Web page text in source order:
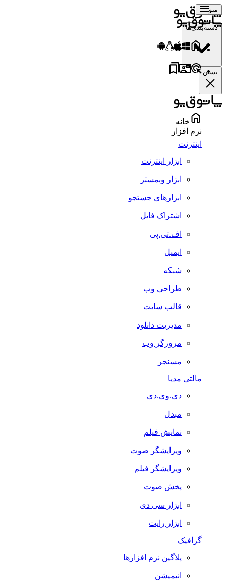
منو
دسته‌بندی‌ها
بستن
خانه
نرم افزار
اینترنت
ابزار اینترنت
ابزار وبمستر
ابزارهای جستجو
اشتراک فایل
اف.تی.پی
ایمیل
شبکه
طراحی وب
قالب سایت
مدیریت دانلود
مرورگر وب
مسنجر
مالتی مدیا
دی.وی.دی
مبدل
نمایش فیلم
ویرایشگر صوت
ویرایشگر فیلم
پخش صوت
ابزار سی دی
ابزار رایت
گرافیک
پلاگین نرم افزارها
انیمیشن